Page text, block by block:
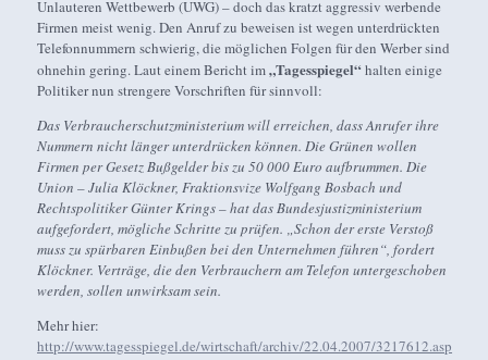
Unlauteren Wettbewerb (UWG) – doch das kratzt aggressiv werbende
Firmen meist wenig. Den Anruf zu beweisen ist wegen unterdrückten
Telefonnummern schwierig, die möglichen Folgen für den Werber sind
ohnehin gering. Laut einem Bericht im„Tagesspiegel“ halten einige
Politiker nun strengere Vorschriften für sinnvoll:
Das Verbraucherschutzministerium will erreichen, dass Anrufer ihre
Nummern nicht länger unterdrücken können. Die Grünen wollen
Firmen per Gesetz Bußgelder bis zu 50 000 Euro aufbrummen. Die
Union – Julia Klöckner, Fraktionsvize Wolfgang Bosbach und
Rechtspolitiker Günter Krings – hat das Bundesjustizministerium
aufgefordert, mögliche Schritte zu prüfen. „Schon der erste Verstoß
muss zu spürbaren Einbußen bei den Unternehmen führen“, fordert
Klöckner. Verträge, die den Verbrauchern am Telefon untergeschoben
werden, sollen unwirksam sein.
Mehr hier:
http://www.tagesspiegel.de/wirtschaft/archiv/22.04.2007/3217612.asp